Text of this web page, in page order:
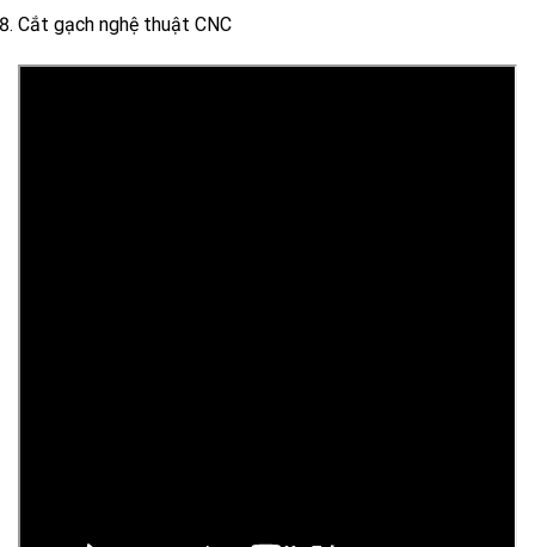
Cắt gạch nghệ thuật CNC